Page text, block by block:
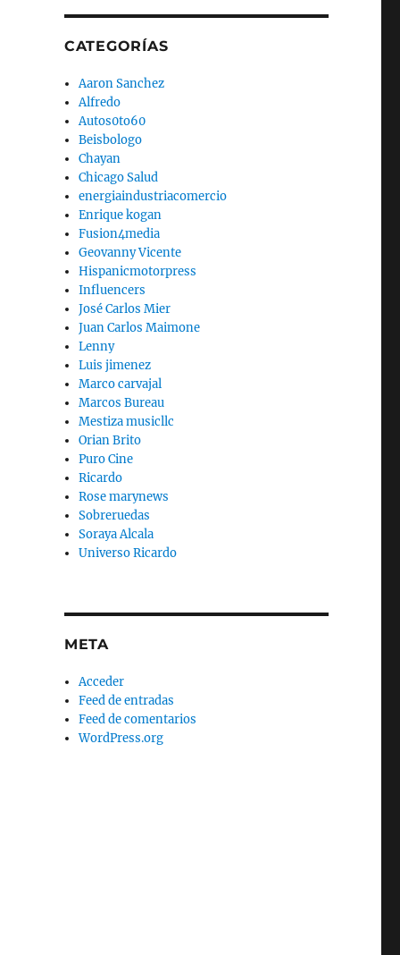
CATEGORÍAS
Aaron Sanchez
Alfredo
Autos0to60
Beisbologo
Chayan
Chicago Salud
energiaindustriacomercio
Enrique kogan
Fusion4media
Geovanny Vicente
Hispanicmotorpress
Influencers
José Carlos Mier
Juan Carlos Maimone
Lenny
Luis jimenez
Marco carvajal
Marcos Bureau
Mestiza musicllc
Orian Brito
Puro Cine
Ricardo
Rose marynews
Sobreruedas
Soraya Alcala
Universo Ricardo
META
Acceder
Feed de entradas
Feed de comentarios
WordPress.org